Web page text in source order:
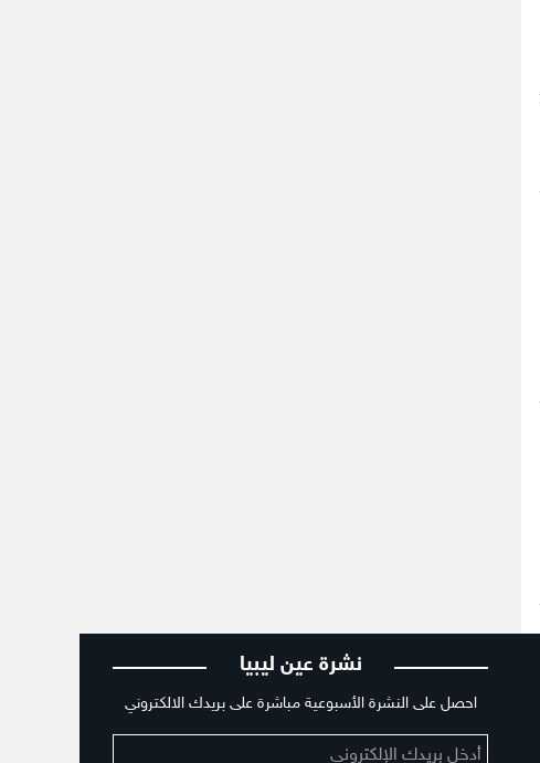
نشرة عين ليبيا
احصل على النشرة الأسبوعية مباشرة على بريدك الالكتروني